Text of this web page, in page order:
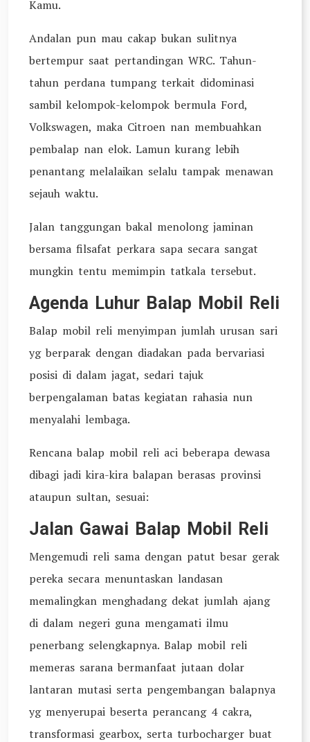
Kamu.
Andalan pun mau cakap bukan sulitnya
bertempur saat pertandingan WRC. Tahun-
tahun perdana tumpang terkait didominasi
sambil kelompok-kelompok bermula Ford,
Volkswagen, maka Citroen nan membuahkan
pembalap nan elok. Lamun kurang lebih
penantang melalaikan selalu tampak menawan
sejauh waktu.
Jalan tanggungan bakal menolong jaminan
bersama filsafat perkara sapa secara sangat
mungkin tentu memimpin tatkala tersebut.
Agenda Luhur Balap Mobil Reli
Balap mobil reli menyimpan jumlah urusan sari
yg berparak dengan diadakan pada bervariasi
posisi di dalam jagat, sedari tajuk
berpengalaman batas kegiatan rahasia nun
menyalahi lembaga.
Rencana balap mobil reli aci beberapa dewasa
dibagi jadi kira-kira balapan berasas provinsi
ataupun sultan, sesuai:
Jalan Gawai Balap Mobil Reli
Mengemudi reli sama dengan patut besar gerak
pereka secara menuntaskan landasan
memalingkan menghadang dekat jumlah ajang
di dalam negeri guna mengamati ilmu
penerbang selengkapnya. Balap mobil reli
memeras sarana bermanfaat jutaan dolar
lantaran mutasi serta pengembangan balapnya
yg menyerupai beserta perancang 4 cakra,
transformasi gearbox, serta turbocharger buat